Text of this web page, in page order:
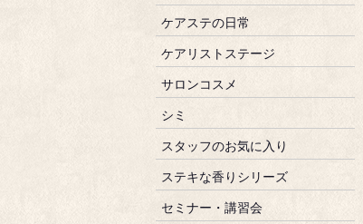
ケアステの日常
ケアリストステージ
サロンコスメ
シミ
スタッフのお気に入り
ステキな香りシリーズ
セミナー・講習会